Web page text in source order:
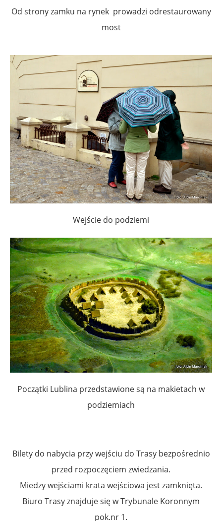
Od strony zamku na rynek prowadzi odrestaurowany
most
Wejście do podziemi
Początki Lublina przedstawione są na makietach w
podziemiach
Bilety do nabycia przy wejściu do Trasy bezpośrednio
przed rozpoczęciem zwiedzania.
Miedzy wejściami krata wejściowa jest zamknięta.
Biuro Trasy znajduje się w Trybunale Koronnym
pok.nr 1.